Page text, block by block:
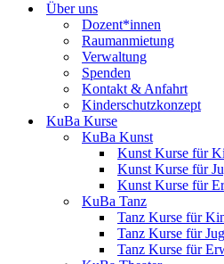
Über uns
Dozent*innen
Raumanmietung
Verwaltung
Spenden
Kontakt & Anfahrt
Kinderschutzkonzept
KuBa Kurse
KuBa Kunst
Kunst Kurse für
Kunst Kurse für
Kunst Kurse für
KuBa Tanz
Tanz Kurse für
Tanz Kurse für
Tanz Kurse für